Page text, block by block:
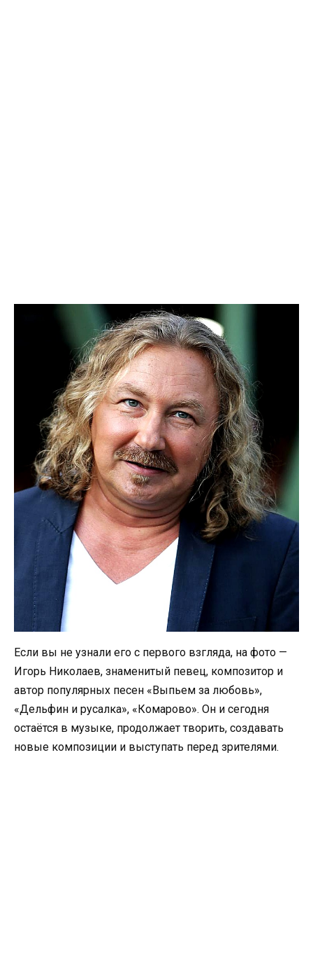
Если вы не узнали его с первого взгляда, на фото —
Игорь Николаев, знаменитый певец, композитор и
автор популярных песен «Выпьем за любовь»,
«Дельфин и русалка», «Комарово». Он и сегодня
остаётся в музыке, продолжает творить, создавать
новые композиции и выступать перед зрителями.